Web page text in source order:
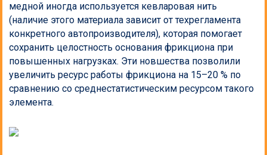
медной иногда используется кевларовая нить
(наличие этого материала зависит от техрегламента
конкретного автопроизводителя), которая помогает
сохранить целостность основания фрикциона при
повышенных нагрузках. Эти новшества позволили
увеличить ресурс работы фрикциона на 15–20 % по
сравнению со среднестатистическим ресурсом такого
элемента.